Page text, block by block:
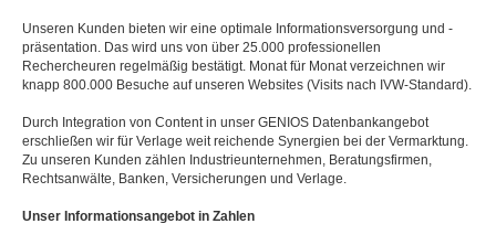
Unseren Kunden bieten wir eine optimale Informationsversorgung und -
präsentation. Das wird uns von über 25.000 professionellen
Rechercheuren regelmäßig bestätigt. Monat für Monat verzeichnen wir
knapp 800.000 Besuche auf unseren Websites (Visits nach IVW-Standard).
Durch Integration von Content in unser GENIOS Datenbankangebot
erschließen wir für Verlage weit reichende Synergien bei der Vermarktung.
Zu unseren Kunden zählen Industrieunternehmen, Beratungsfirmen,
Rechtsanwälte, Banken, Versicherungen und Verlage.
Unser Informationsangebot in Zahlen